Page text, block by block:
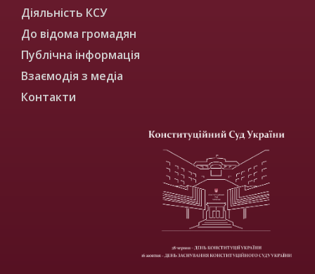
Діяльність КСУ
До відома громадян
Публічна інформація
Взаємодія з медіа
Контакти